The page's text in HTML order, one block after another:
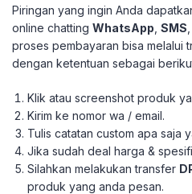
Piringan yang ingin Anda
online chatting WhatsApp SMS
proses pembayaran bisa melalui
dengan ketentuan sebagai
Klik atau screenshot produk
Kirim ke nomor wa / email.
Tulis catatan custom apa saja
Jika sudah deal harga &
Silahkan melakukan transfer
produk yang anda pesan.